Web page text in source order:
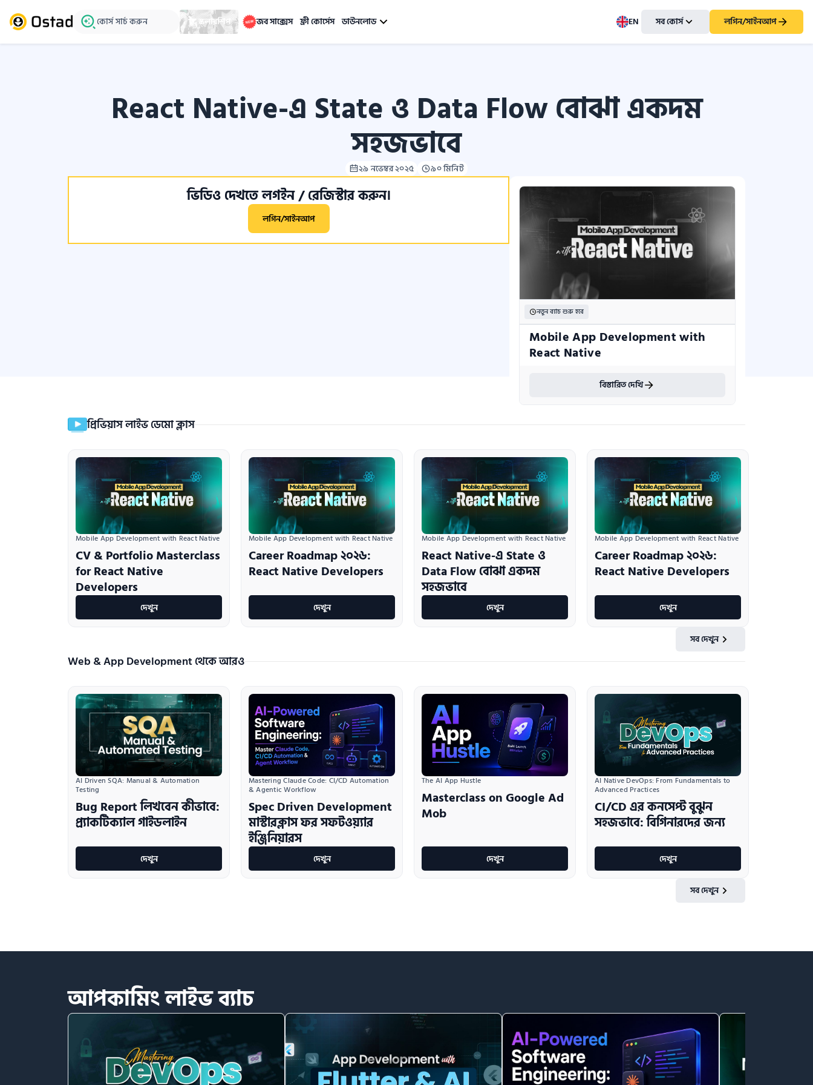
কোর্স সার্চ করুন স্কলারশিপ জব সাক্সেস ফ্রী কোর্সেস ডাউনলোড EN সব কোর্স লগিন/সাইনআপ
React Native-এ State ও Data Flow বোঝা একদম
সহজভাবে
২৯ নভেম্বর ২০২৫ ৯০ মিনিট
ভিডিও দেখতে লগইন / রেজিস্টার করুন।
লগিন/সাইনআপ
নতুন ব্যাচ শুরু হবে
Mobile App Development with
React Native
বিস্তারিত দেখি
প্রিভিয়াস লাইভ ডেমো ক্লাস
Mobile App Development with React Native
CV & Portfolio Masterclass
for React Native
Developers
দেখুন
Mobile App Development with React Native
Career Roadmap ২০২৬:
React Native Developers
দেখুন
Mobile App Development with React Native
React Native-এ State ও
Data Flow বোঝা একদম
সহজভাবে
দেখুন
Mobile App Development with React Native
Career Roadmap ২০২৬:
React Native Developers
দেখুন
সব দেখুন
Web & App Development থেকে আরও
AI Driven SQA: Manual & Automation
Testing
Bug Report লিখবেন কীভাবে:
প্র্যাকটিক্যাল গাইডলাইন
দেখুন
Mastering Claude Code: CI/CD Automation
& Agentic Workflow
Spec Driven Development
মাস্টারক্লাস ফর সফটওয়্যার
ইঞ্জিনিয়ারস
দেখুন
The AI App Hustle
Masterclass on Google Ad
Mob
দেখুন
AI Native DevOps: From Fundamentals to
Advanced Practices
CI/CD এর কনসেপ্ট বুঝুন
সহজভাবে: বিগিনারদের জন্য
দেখুন
সব দেখুন
আপকামিংলাইভব্যাচ